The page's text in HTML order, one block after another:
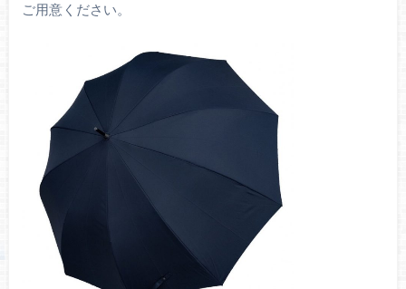
ご用意ください。